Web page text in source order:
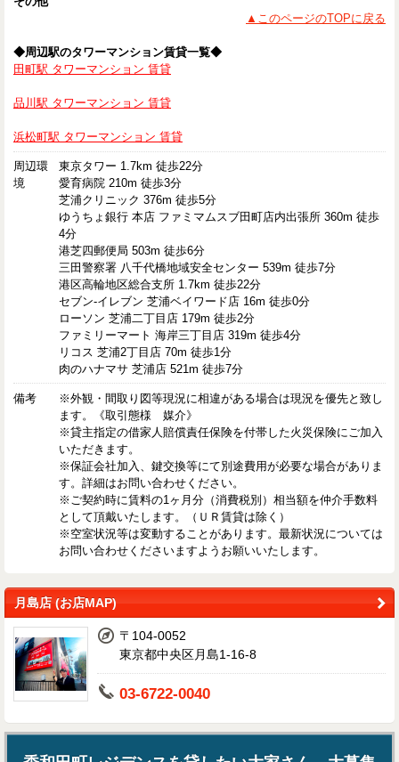
▲このページのTOPに戻る
◆周辺駅のタワーマンション賃貸一覧◆
田町駅 タワーマンション 賃貸
品川駅 タワーマンション 賃貸
浜松町駅 タワーマンション 賃貸
周辺環
境
東京タワー 1.7km 徒歩22分
愛育病院 210m 徒歩3分
芝浦クリニック 376m 徒歩5分
ゆうちょ銀行 本店 ファミマムスブ田町店内出張所 360m 徒歩
4分
港芝四郵便局 503m 徒歩6分
三田警察署 八千代橋地域安全センター 539m 徒歩7分
港区高輪地区総合支所 1.7km 徒歩22分
セブン-イレブン 芝浦ベイワード店 16m 徒歩0分
ローソン 芝浦二丁目店 179m 徒歩2分
ファミリーマート 海岸三丁目店 319m 徒歩4分
リコス 芝浦2丁目店 70m 徒歩1分
肉のハナマサ 芝浦店 521m 徒歩7分
備考
※外観・間取り図等現況に相違がある場合は現況を優先と致し
ます。《取引態様 媒介》
※貸主指定の借家人賠償責任保険を付帯した火災保険にご加入
いただきます。
※保証会社加入、鍵交換等にて別途費用が必要な場合がありま
す。詳細はお問い合わせください。
※ご契約時に賃料の1ヶ月分（消費税別）相当額を仲介手数料
として頂戴いたします。（ＵＲ賃貸は除く）
※空室状況等は変動することがあります。最新状況については
お問い合わせくださいますようお願いいたします。
月島店 (お店MAP)
〒104-0052
東京都中央区月島1-16-8
03-6722-0040